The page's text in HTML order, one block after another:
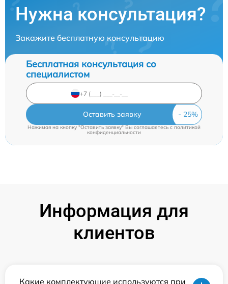
Нужна консультация?
Закажите бесплатную консультацию
Бесплатная консультация со
специалистом
Оставить заявку
Нажимая на кнопку "Оставить заявку" Вы соглашаетесь cполитикой
конфиденциальности
Информация для
клиентов
Какие комплектующие используются при